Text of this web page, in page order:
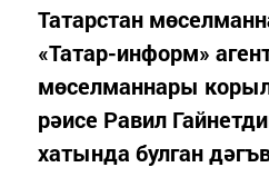
Татарстан
«Татар-информ»
мөселманнары
рәисе Равил
хатында булган